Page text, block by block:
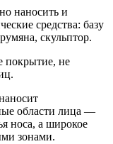
наносить и
средства: базу
скульптор.
покрытие, не
области лица —
носа, а широкое
зонами.